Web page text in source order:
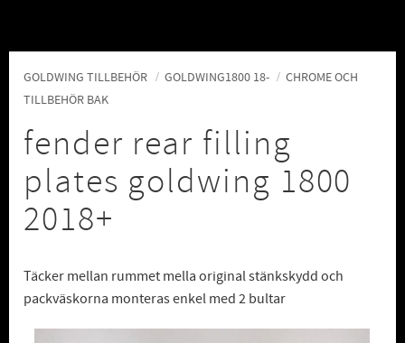
GOLDWING TILLBEHÖR GOLDWING1800 18-
CHROME OCH
TILLBEHÖR BAK
fender rear filling
plates goldwing 1800
2018+
Täcker mellan rummet mella original stänkskydd och
packväskorna monteras enkel med 2 bultar